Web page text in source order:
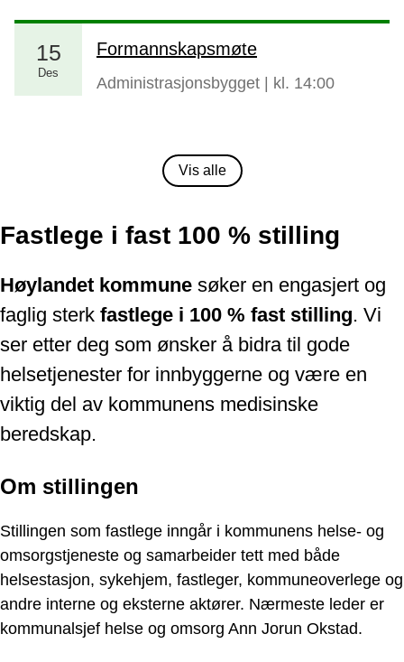
15
Des
Formannskapsmøte
Administrasjonsbygget | kl. 14:00
Vis alle
Fastlege i fast 100 % stilling
Høylandet kommune søker en engasjert og
faglig sterk fastlege i 100 % fast stilling. Vi
ser etter deg som ønsker å bidra til gode
helsetjenester for innbyggerne og være en
viktig del av kommunens medisinske
beredskap.
Om stillingen
Stillingen som fastlege inngår i kommunens helse- og
omsorgstjeneste og samarbeider tett med både
helsestasjon, sykehjem, fastleger, kommuneoverlege og
andre interne og eksterne aktører. Nærmeste leder er
kommunalsjef helse og omsorg Ann Jorun Okstad.